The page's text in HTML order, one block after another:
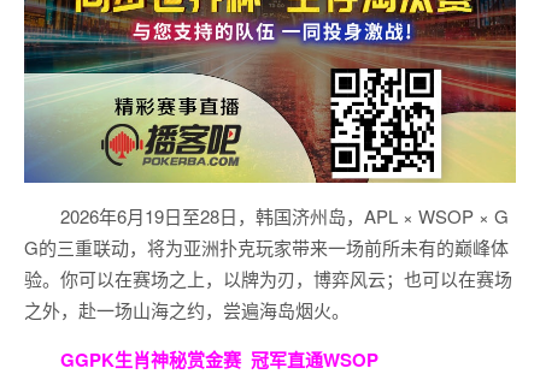
2026年6月19日至28日，韩国济州岛，APL × WSOP × G
G的三重联动，将为亚洲扑克玩家带来一场前所未有的巅峰体
验。 你可以在赛场之上，以牌为刃，博弈风云；也可以在赛场
之外，赴一场山海之约，尝遍海岛烟火。
GGPK生肖神秘赏金赛 冠军直通WSOP